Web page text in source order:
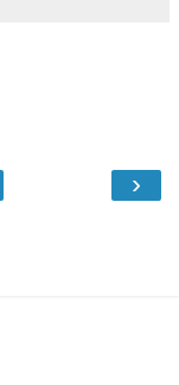
›